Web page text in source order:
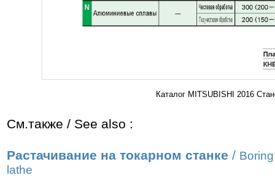
Каталог MITSUBISHI 2016
См.также / See also :
Растачивание на токарном станке /
lathe